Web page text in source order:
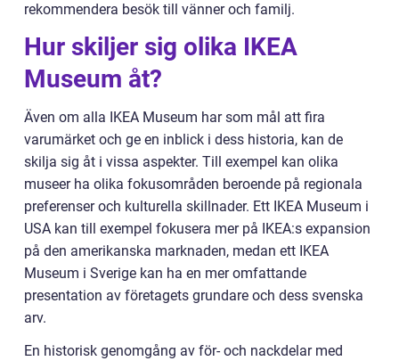
rekommendera besök till vänner och familj.
Hur skiljer sig olika IKEA
Museum åt?
Även om alla IKEA Museum har som mål att fira
varumärket och ge en inblick i dess historia, kan de
skilja sig åt i vissa aspekter. Till exempel kan olika
museer ha olika fokusområden beroende på regionala
preferenser och kulturella skillnader. Ett IKEA Museum i
USA kan till exempel fokusera mer på IKEA:s expansion
på den amerikanska marknaden, medan ett IKEA
Museum i Sverige kan ha en mer omfattande
presentation av företagets grundare och dess svenska
arv.
En historisk genomgång av för- och nackdelar med